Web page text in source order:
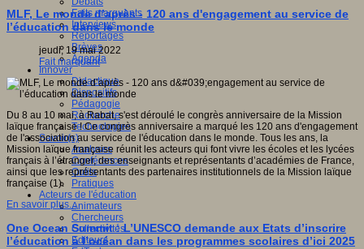
Faits marquants
Interviews
Reportages
Brèves
Agenda
Innover
Didactique
Dispositifs
Pédagogie
Recherche
Technologies
Savoir(s)
Analyses
Conférences
Outils
Pratiques
Acteurs de l'éducation
Animateurs
Chercheurs
Collectivités
Editeurs
MLF, Le monde d’après - 120 ans d'engagement au service de
l’éducation dans le monde
jeudi, 19 mai 2022
Fait marquant
Du 8 au 10 mai, à Rabat, s'est déroulé le congrès anniversaire de la Mission
laïque française ! Ce congrès anniversaire a marqué les 120 ans d'engagement
de l'association au service de l'éducation dans le monde. Tous les ans, la
Mission laïque française réunit les acteurs qui font vivre les écoles et les lycées
français à l’étranger, des enseignants et représentants d’académies de France,
ainsi que les représentants des partenaires institutionnels de la Mission laïque
française (1).
En savoir plus...
One Ocean Summit : L’UNESCO demande aux Etats d’inscrire
l’éducation à l’océan dans les programmes scolaires d’ici 2025